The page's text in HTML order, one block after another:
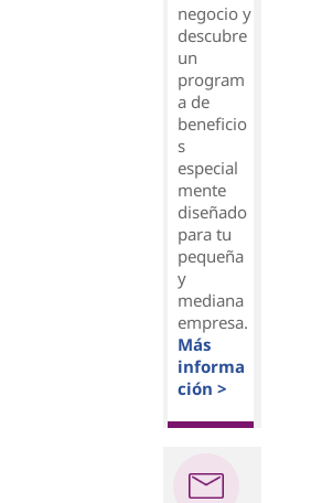
negocio y
descubre
un
program
a de
beneficio
s
especial
mente
diseñado
para tu
pequeña
y
mediana
empresa.
Más
informa
ción >